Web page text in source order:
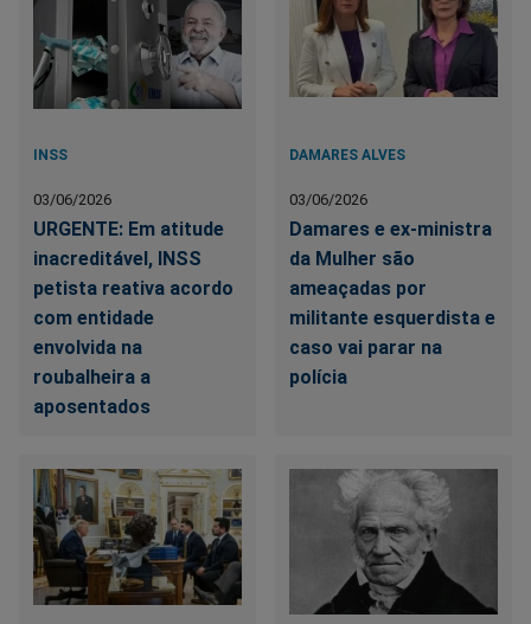
INSS
03/06/2026
URGENTE: Em atitude
inacreditável, INSS
petista reativa acordo
com entidade
envolvida na
roubalheira a
aposentados
DAMARES ALVES
03/06/2026
Damares e ex-ministra
da Mulher são
ameaçadas por
militante esquerdista e
caso vai parar na
polícia